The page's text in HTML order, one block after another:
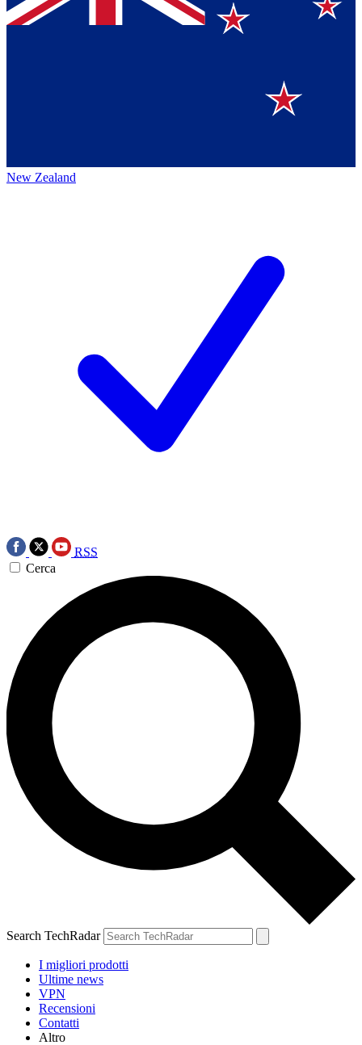
New Zealand
RSS
Cerca
Search TechRadar
I migliori prodotti
Ultime news
VPN
Recensioni
Contatti
Altro